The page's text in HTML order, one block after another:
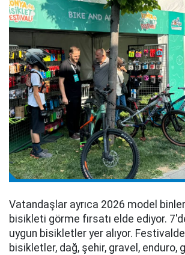
Vatandaşlar ayrıca 2026 model
bisikleti görme fırsatı elde ediyor.
uygun bisikletler yer alıyor.
bisikletler, dağ, şehir, gravel, enduro,